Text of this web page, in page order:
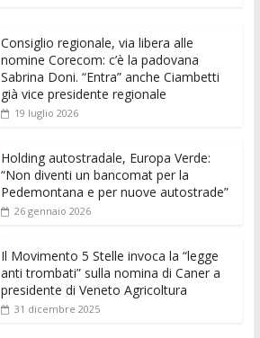
l
at
s
A
p
e
n
g
di
t
k
e
dI
n
di
vi
Consiglio regionale, via libera alle
nomine Corecom: c’è la padovana
Sabrina Doni. “Entra” anche Ciambetti
già vice presidente regionale
19 luglio 2026
Holding autostradale, Europa Verde:
“Non diventi un bancomat per la
Pedemontana e per nuove autostrade”
26 gennaio 2026
Il Movimento 5 Stelle invoca la “legge
anti trombati” sulla nomina di Caner a
presidente di Veneto Agricoltura
31 dicembre 2025